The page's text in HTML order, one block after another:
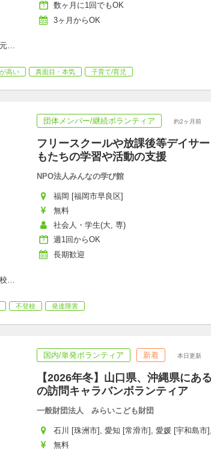
数ヶ月に1回でもOK
3ヶ月からOK
…
高い 真面目・本気 子育て/育児
団体メンバー/継続ボランティア 約2ヶ月前
フリースクールや放課後等デイサ
もたちの学習や活動の支援
NPO法人みんなの学び館
福岡 [福岡市早良区]
無料
社会人・学生(大, 専)
週1回からOK
長期歓迎
…
不登校 発達障害
国内/単発ボランティア 新着 本日更新
【2026年冬】山口県、沖縄県にあ
の訪問キャラバンボランティア
一般財団法人 みらいこども財団
石川 [珠洲市], 愛知 [常滑市], 愛媛 [宇和島市
無料